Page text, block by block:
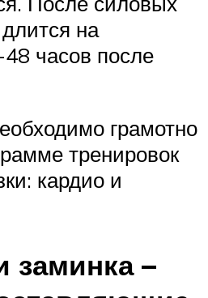
на
часов после
грамотно
тренировок
кардио и
заминка –